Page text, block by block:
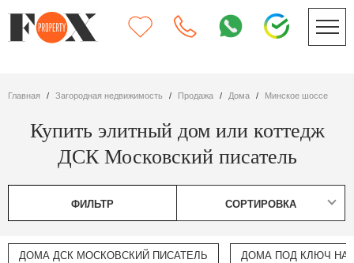
Главная Загородная недвижимость Продажа дома Минское шоссе
Купить элитный дом или коттедж
ДСК Московский писатель
ФИЛЬТР СОРТИРОВКА
ДОМА ДСК МОСКОВСКИЙ ПИСАТЕЛЬ ДОМА ПОД КЛЮЧ НА